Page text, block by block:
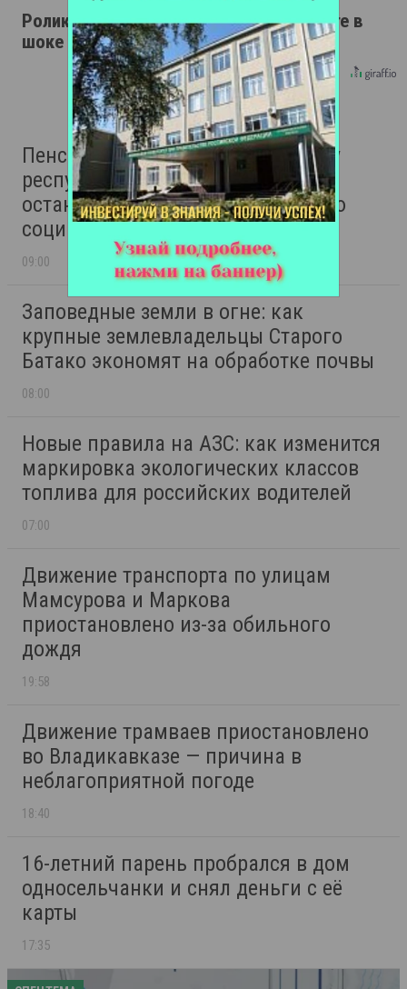
Ролик длится пару секунд, но вы будете в
шоке от увиденного
Пенсионный антирейтинг: почему
республики Северного Кавказа
остаются в аутсайдерах по уровню
социальных пособий
09:00
Заповедные земли в огне: как
крупные землевладельцы Старого
Батако экономят на обработке почвы
08:00
Новые правила на АЗС: как изменится
маркировка экологических классов
топлива для российских водителей
07:00
Движение транспорта по улицам
Мамсурова и Маркова
приостановлено из-за обильного
дождя
19:58
Движение трамваев приостановлено
во Владикавказе — причина в
неблагоприятной погоде
18:40
16-летний парень пробрался в дом
односельчанки и снял деньги с её
карты
17:35